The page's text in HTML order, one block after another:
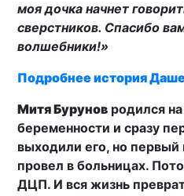
моя дочка начнет
сверстников. Спасибо
волшебники!»
Подробнее история
Митя Бурунов родился
беременности и сразу
выходили его, но
провел в больницах.
ДЦП. И вся жизнь